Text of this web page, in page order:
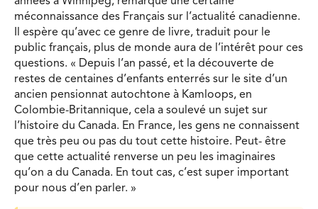
méconnaissance des Français sur l’actualité canadienne.
Il espère qu’avec ce genre de livre, traduit pour le
public français, plus de monde aura de l’intérêt pour ces
questions. « Depuis l’an passé, et la découverte de
restes de centaines d’enfants enterrés sur le site d’un
ancien pensionnat autochtone à Kamloops, en
Colombie-Britannique, cela a soulevé un sujet sur
l’histoire du Canada. En France, les gens ne connaissent
que très peu ou pas du tout cette histoire. Peut- être
que cette actualité renverse un peu les imaginaires
qu’on a du Canada. En tout cas, c’est super important
pour nous d’en parler. »